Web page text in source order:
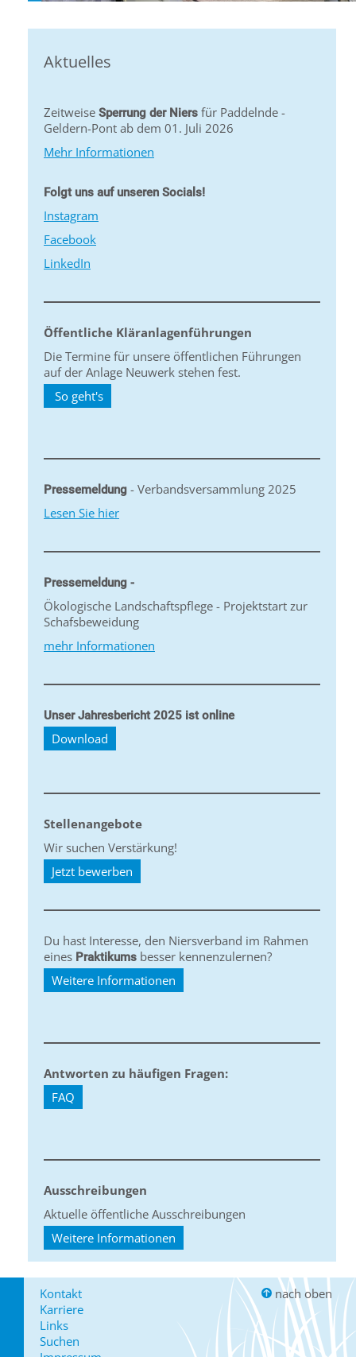
Aktuelles
Zeitweise Sperrung der Niers für Paddelnde -
Geldern-Pont ab dem 01. Juli 2026
Mehr Informationen
Folgt uns auf unseren Socials!
Instagram
Facebook
LinkedIn
Öffentliche Kläranlagenführungen
Die Termine für unsere öffentlichen Führungen
auf der Anlage Neuwerk stehen fest.
So geht's
Pressemeldung - Verbandsversammlung 2025
Lesen Sie hier
Pressemeldung -
Ökologische Landschaftspflege - Projektstart zur
Schafsbeweidung
mehr Informationen
Unser Jahresbericht 2025 ist online
Download
Stellenangebote
Wir suchen Verstärkung!
Jetzt bewerben
Du hast Interesse, den Niersverband im Rahmen
eines Praktikums besser kennenzulernen?
Weitere Informationen
Antworten zu häufigen Fragen:
FAQ
Ausschreibungen
Aktuelle öffentliche Ausschreibungen
Weitere Informationen
Kontakt
Karriere
Links
Suchen
nach oben